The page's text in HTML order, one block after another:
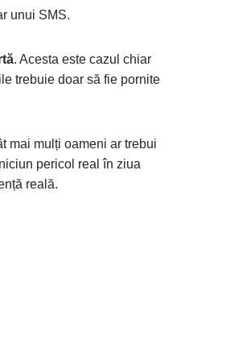
unui SMS.
. Acesta este cazul chiar
trebuie doar să fie pornite
mai mulți oameni ar trebui
pericol real în ziua
reală.